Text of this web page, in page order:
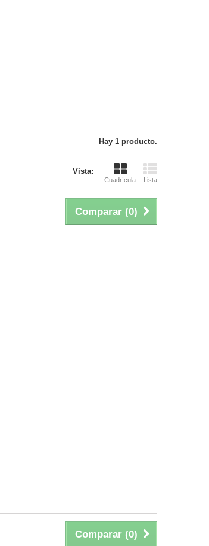
Hay 1 producto.
Vista:
Cuadrícula Lista
Comparar (0)
Comparar (0)